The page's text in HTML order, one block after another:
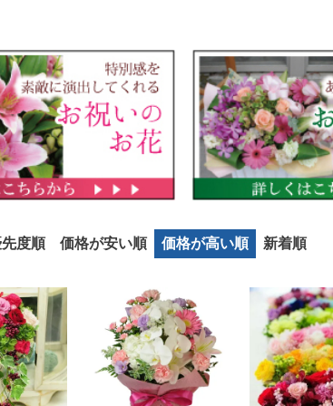
度順 価格が安い順 価格が高い順 新着順